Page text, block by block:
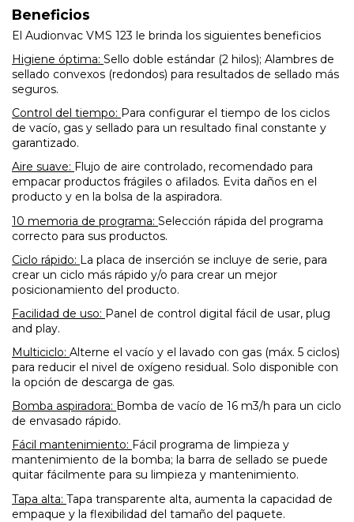
Beneficios
El Audionvac VMS 123 le brinda los siguientes beneficios
Higiene óptima: Sello doble estándar (2 hilos); Alambres de
sellado convexos (redondos) para resultados de sellado más
seguros.
Control del tiempo: Para configurar el tiempo de los ciclos
de vacío, gas y sellado para un resultado final constante y
garantizado.
Aire suave: Flujo de aire controlado, recomendado para
empacar productos frágiles o afilados. Evita daños en el
producto y en la bolsa de la aspiradora.
10 memoria de programa: Selección rápida del programa
correcto para sus productos.
Ciclo rápido: La placa de inserción se incluye de serie, para
crear un ciclo más rápido y/o para crear un mejor
posicionamiento del producto.
Facilidad de uso: Panel de control digital fácil de usar, plug
and play.
Multiciclo: Alterne el vacío y el lavado con gas (máx. 5 ciclos)
para reducir el nivel de oxígeno residual. Solo disponible con
la opción de descarga de gas.
Bomba aspiradora: Bomba de vacío de 16 m3/h para un ciclo
de envasado rápido.
Fácil mantenimiento: Fácil programa de limpieza y
mantenimiento de la bomba; la barra de sellado se puede
quitar fácilmente para su limpieza y mantenimiento.
Tapa alta: Tapa transparente alta, aumenta la capacidad de
empaque y la flexibilidad del tamaño del paquete.